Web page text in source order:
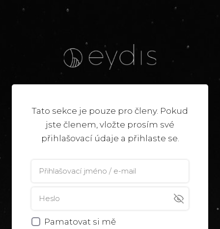
Tato sekce je pouze pro členy. Pokud
jste členem, vložte prosím své
přihlašovací údaje a přihlaste se.
Pamatovat si mě